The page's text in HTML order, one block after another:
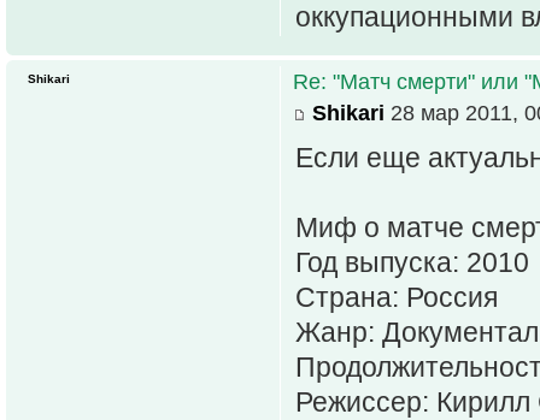
оккупационными
Re: "Матч смерти" или
Shikari 28 мар 2011,
Если еще
Миф о матче
Год выпуска: 2010
Страна: Россия
Жанр:
Режиссер: Кирилл
Shikari